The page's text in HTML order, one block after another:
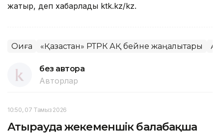
жатыр, деп хабарлады ktk.kz/kz.
Оқиға «Қазақстан» РТРК АҚ бейне жаңалықтары
без автора
Авторлар
10:50, 07 Тамыз 2026
Атырауда жекеменшік балабақша